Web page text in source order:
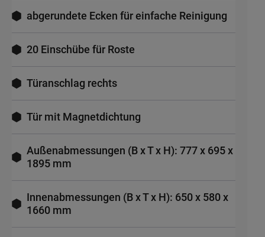
abgerundete Ecken für einfache Reinigung
20 Einschübe für Roste
Türanschlag rechts
Tür mit Magnetdichtung
Außenabmessungen (B x T x H): 777 x 695 x
1895 mm
Innenabmessungen (B x T x H): 650 x 580 x
1660 mm